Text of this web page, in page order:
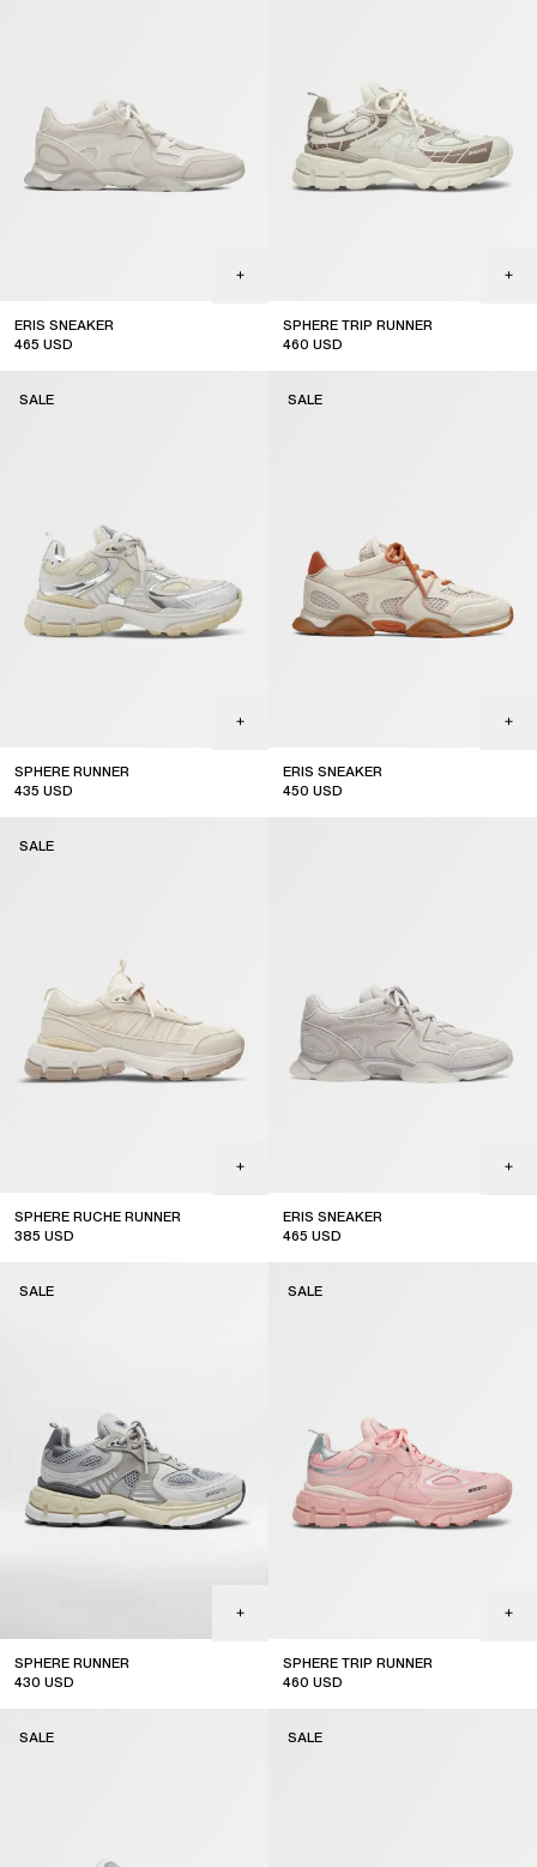
ERIS SNEAKER
465 USD
SPHERE TRIP RUNNER
460 USD
SPHERE RUNNER
435 USD
SALE
ERIS SNEAKER
450 USD
SALE
SPHERE RUCHE RUNNER
385 USD
SALE
ERIS SNEAKER
465 USD
SPHERE RUNNER
430 USD
SALE
SPHERE TRIP RUNNER
460 USD
SALE
SALE SALE